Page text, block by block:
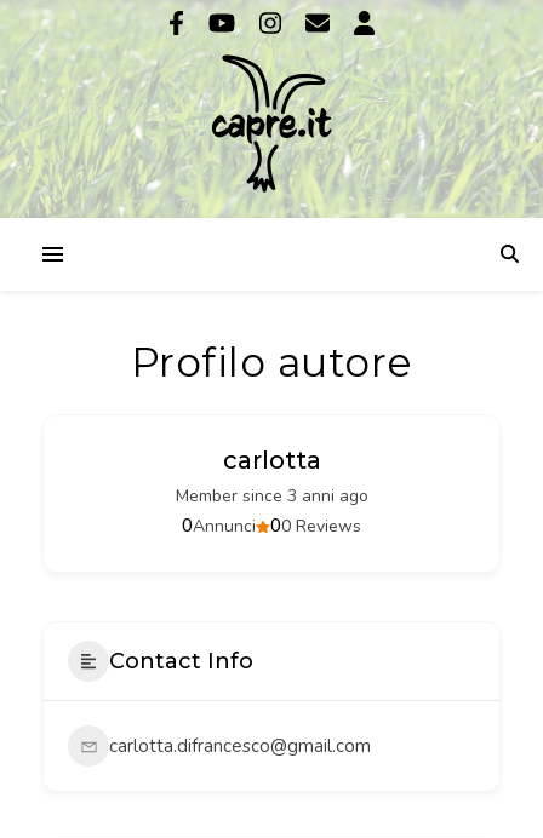
Profilo autore
carlotta
Member since 3 anni ago
00 Reviews
0Annunci
Contact Info
carlotta.difrancesco@gmail.com